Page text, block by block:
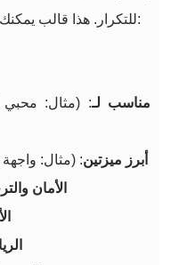
للتكرار. هذا قالب يمكنك نسخه وتطبيقه على أي موقع تراجعه:
مناسب لـ: (مثال: محبي
أبرز ميزتين: (مثال:
الأمان